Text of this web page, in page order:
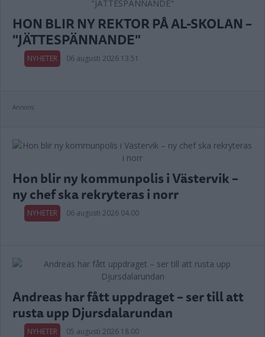
HON BLIR NY REKTOR PÅ AL-SKOLAN –
"JÄTTESPÄNNANDE"
NYHETER 06 augusti 2026 13.51
Annons:
Hon blir ny kommunpolis i Västervik –
ny chef ska rekryteras i norr
NYHETER 06 augusti 2026 04.00
Andreas har fått uppdraget – ser till att
rusta upp Djursdalarundan
NYHETER 05 augusti 2026 18.00